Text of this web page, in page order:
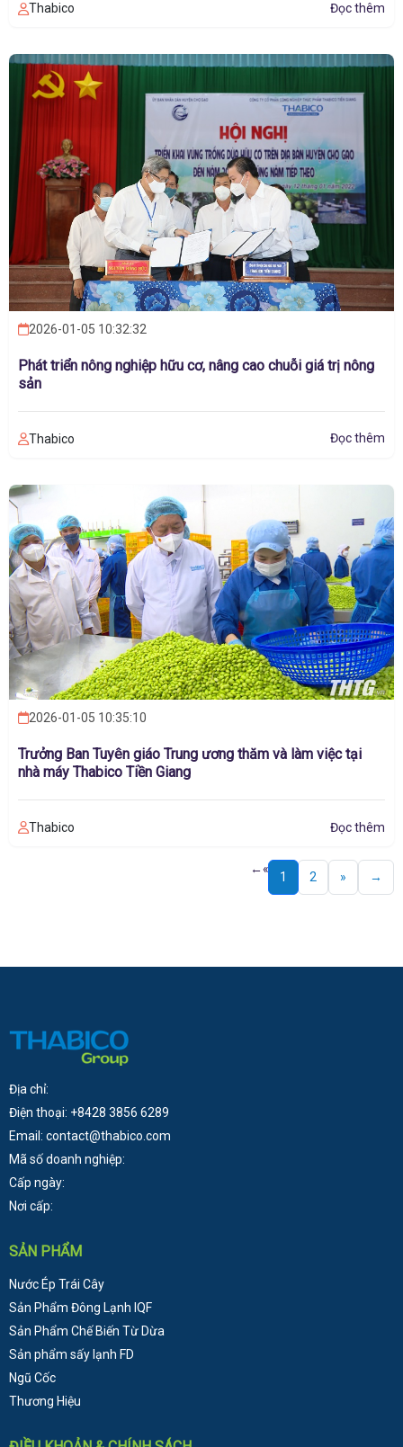
Thabico Đọc thêm
2026-01-05 10:32:32
Phát triển nông nghiệp hữu cơ, nâng cao chuỗi giá trị nông
sản
Thabico Đọc thêm
2026-01-05 10:35:10
Trưởng Ban Tuyên giáo Trung ương thăm và làm việc tại
nhà máy Thabico Tiền Giang
Thabico Đọc thêm
←«
1 2 » →
Địa chỉ:
Điện thoại: +8428 3856 6289
Email: contact@thabico.com
Mã số doanh nghiệp:
Cấp ngày:
Nơi cấp:
SẢN PHẨM
Nước Ép Trái Cây
Sản Phẩm Đông Lạnh IQF
Sản Phẩm Chế Biến Từ Dừa
Sản phẩm sấy lạnh FD
Ngũ Cốc
Thương Hiệu